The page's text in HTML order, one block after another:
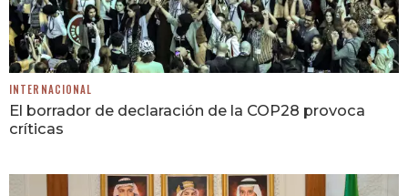
INTERNACIONAL
El borrador de declaración de la COP28 provoca
críticas